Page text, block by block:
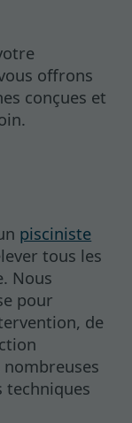
offrons
conçues et
pisciniste
tous les
Nous
pour
de
techniques